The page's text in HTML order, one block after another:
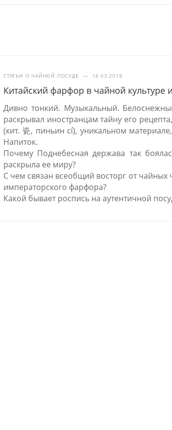
СТАТЬИ О ЧАЙНОЙ ПОСУДЕ — 14.03.2018
Китайский фарфор в чайной культуре
Дивно тонкий. Музыкальный.
раскрывал иностранцам тайну его
(кит. 瓷, пиньин cí), уникальном
Напиток.
Почему Поднебесная держава так
раскрыла ее миру?
С чем связан всеобщий восторг от
императорского фарфора?
Какой бывает роспись на аутентичной